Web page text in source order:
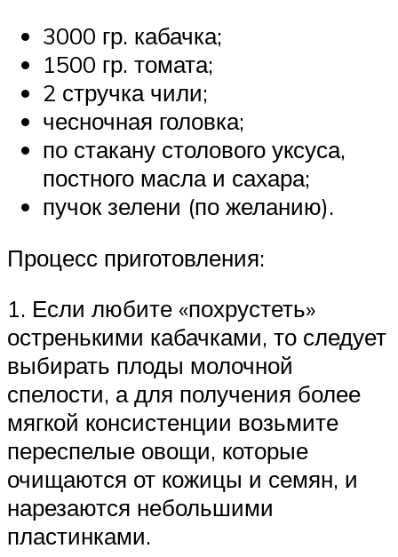
3000 гр. кабачка;
1500 гр. томата;
2 стручка чили;
чесночная головка;
по стакану столового уксуса,
постного масла и сахара;
пучок зелени (по желанию).
Процесс приготовления:
1. Если любите «похрустеть»
остренькими кабачками, то следует
выбирать плоды молочной
спелости, а для получения более
мягкой консистенции возьмите
переспелые овощи, которые
очищаются от кожицы и семян, и
нарезаются небольшими
пластинками.